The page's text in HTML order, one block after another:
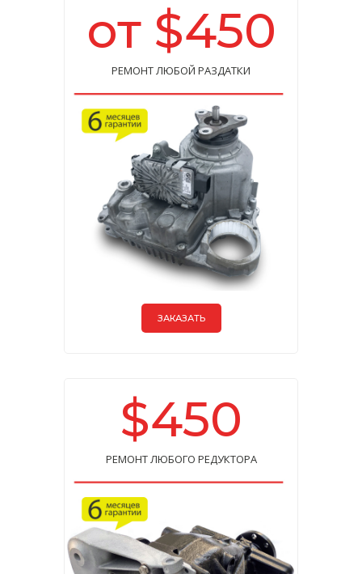
от $450
РЕМОНТ ЛЮБОЙ РАЗДАТКИ
ЗАКАЗАТЬ
$450
РЕМОНТ ЛЮБОГО РЕДУКТОРА